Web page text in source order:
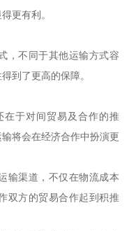
更有利。
，不同于其他运输方式容
到了更高的保障。
于对间贸易及合作的推
将会在经济合作中扮演更
输渠道，不仅在物流成本
双方的贸易合作起到积推